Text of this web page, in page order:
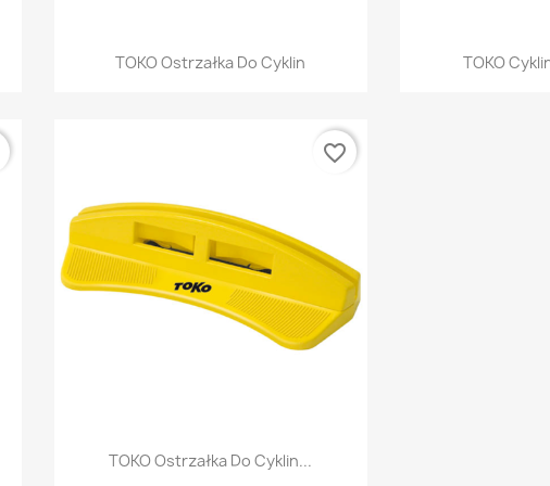
Szybki podgląd
TOKO Ostrzałka Do Cyklin 
TOKO
Szybki podgląd
TOKO Ostrzałka Do Cyklin...
favorite_border